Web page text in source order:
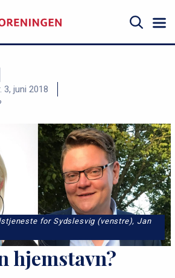
Søg
juni 2018
for Sydslesvig (venstre), Jan
hjemstavn?